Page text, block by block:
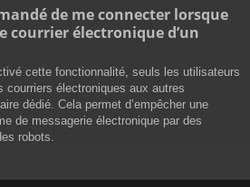
de me connecter lorsque
courrier électronique d’un
cette fonctionnalité, seuls les utilisateurs
courriers électroniques aux autres
dédié. Cela permet d’empêcher une
de messagerie électronique par des
robots.